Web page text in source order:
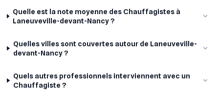
Quelle est la note moyenne des Chauffagistes à
Laneuveville-devant-Nancy ?
Quelles villes sont couvertes autour de Laneuveville-
devant-Nancy ?
Quels autres professionnels interviennent avec un
Chauffagiste ?